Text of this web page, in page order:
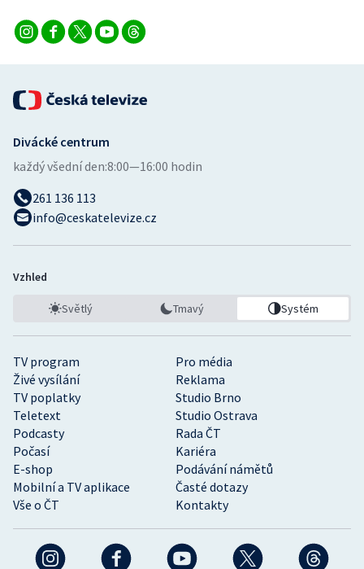
TV program
Pro média
Živé vysílání
Reklama
TV poplatky
Studio Brno
Teletext
Studio Ostrava
Podcasty
Rada ČT
Počasí
Kariéra
E-shop
Podávání námětů
Mobilní a TV aplikace
Časté dotazy
Vše o ČT
Kontakty
Divácké centrum
každý všední den:8:00—16:00 hodin
261 136 113
info@ceskatelevize.cz
Vzhled
Světlý Tmavý Systém